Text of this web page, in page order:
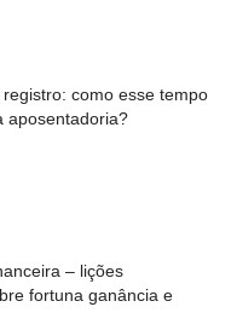
como esse tempo
aposentadoria?
– lições
fortuna ganância e